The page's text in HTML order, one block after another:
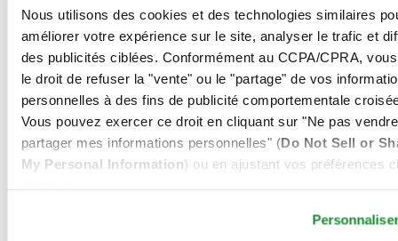
Nous utilisons des cookies et des technologies similaires
améliorer votre expérience sur le site, analyser le trafic et
des publicités ciblées. Conformément au CCPA/CPRA,
le droit de refuser la "vente" ou le "partage" de vos
personnelles à des fins de publicité comportementale
Vous pouvez exercer ce droit en cliquant sur "Ne pas
partager mes informations personnelles" (Do Not Sell or
My Personal Information) ou en ajustant vos préférences
€ 1.085,00
Acheter en ligne
Réserver dans une boutique
Trouver un point de vente
DS Powermatic 80